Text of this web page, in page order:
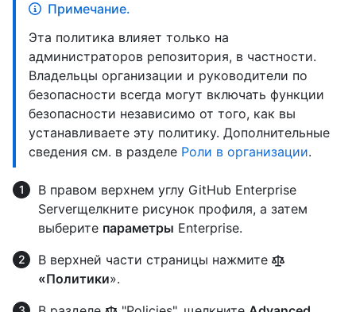
Примечание.
Эта политика влияет только на
администраторов репозитория, в частности.
Владельцы организации и руководители по
безопасности всегда могут включать функции
безопасности независимо от того, как вы
устанавливаете эту политику. Дополнительные
сведения см. в разделе Роли в организации.
В правом верхнем углу GitHub Enterprise
Serverщелкните рисунок профиля, а затем
выберите параметры Enterprise.
В верхней части страницы нажмите
«Политики».